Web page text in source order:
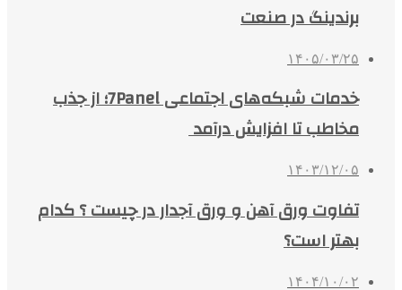
برندینگ در صنعت
۱۴۰۵/۰۳/۲۵
خدمات شبکه‌های اجتماعی 7Panel؛ از جذب
مخاطب تا افزایش درآمد
۱۴۰۳/۱۲/۰۵
تفاوت ورق آهن و ورق آجدار در چیست ؟ کدام
بهتر است؟
۱۴۰۴/۱۰/۰۲